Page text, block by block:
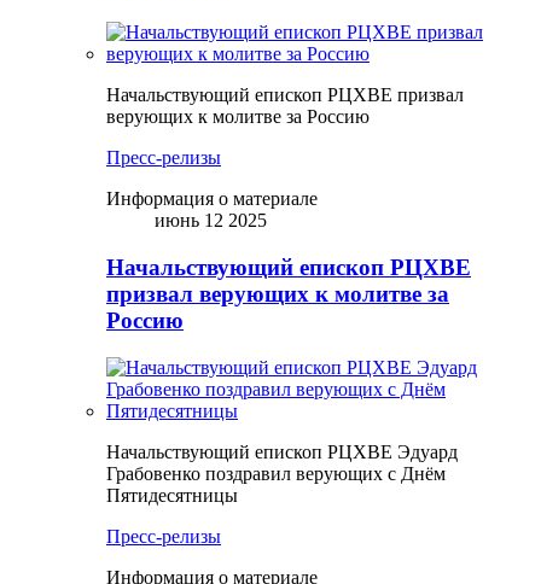
Начальствующий епископ РЦХВЕ призвал
верующих к молитве за Россию
Пресс-релизы
Информация о материале
июнь 12 2025
Начальствующий епископ РЦХВЕ
призвал верующих к молитве за
Россию
Начальствующий епископ РЦХВЕ Эдуард
Грабовенко поздравил верующих с Днём
Пятидесятницы
Пресс-релизы
Информация о материале